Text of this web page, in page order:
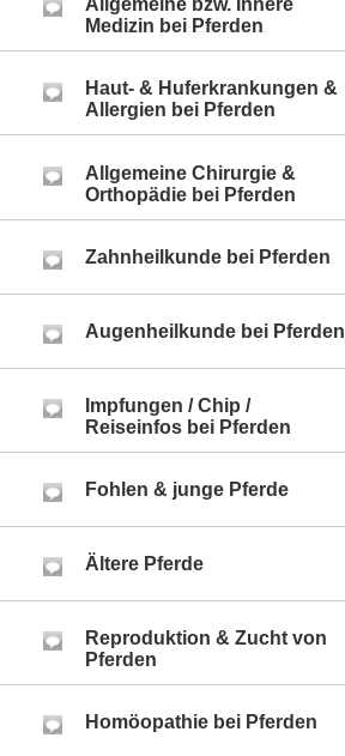
Allgemeine bzw. Innere
Medizin bei Pferden
Haut- & Huferkrankungen &
Allergien bei Pferden
Allgemeine Chirurgie &
Orthopädie bei Pferden
Zahnheilkunde bei Pferden
Augenheilkunde bei Pferden
Impfungen / Chip /
Reiseinfos bei Pferden
Fohlen & junge Pferde
Ältere Pferde
Reproduktion & Zucht von
Pferden
Homöopathie bei Pferden